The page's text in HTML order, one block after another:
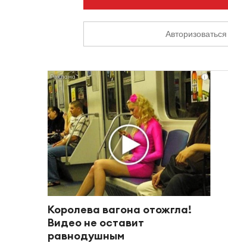
Авторизоваться
i
Королева вагона отожгла!
Видео не оставит
равнодушным